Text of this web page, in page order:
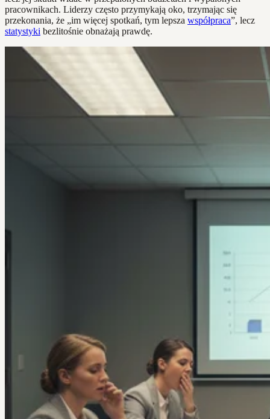
pracownikach. Liderzy często przymykają oko, trzymając się
przekonania, że „im więcej spotkań, tym lepsza współpraca”, lecz
statystyki bezlitośnie obnażają prawdę.